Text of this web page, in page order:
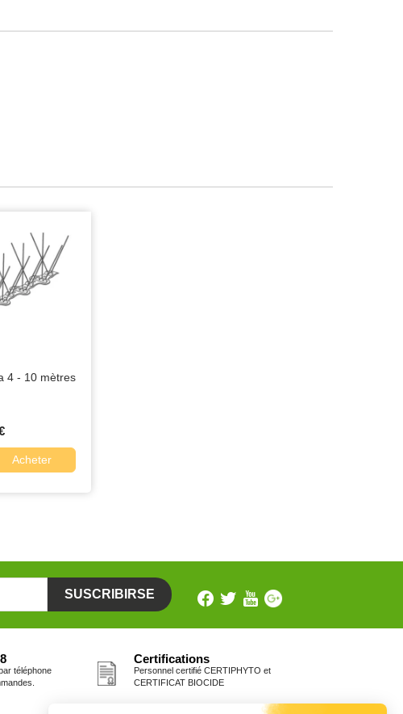
4 - 10 mètres
Acheter
téléphone
Certifications
Personnel certifié CERTIPHYTO et
CERTIFICAT BIOCIDE